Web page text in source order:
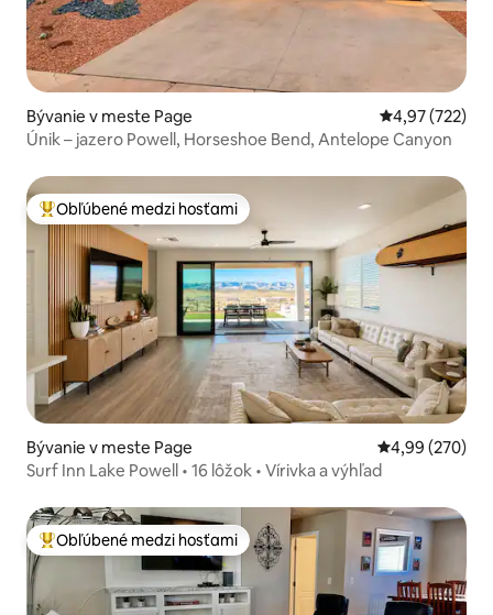
Bývanie v meste Page Priemerné
4,97 (722)
Únik – jazero Powell, Horseshoe Bend, Antelope Canyon
Najobľúbenejšie medzi hosťami
Obľúbené medzi hosťami
Bývanie v meste Page Priemerné
4,99 (270)
Surf Inn Lake Powell • 16 lôžok • Vírivka a výhľad
Najobľúbenejšie medzi hosťami
Obľúbené medzi hosťami